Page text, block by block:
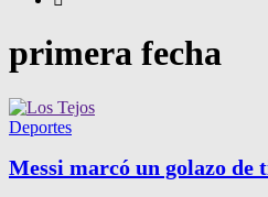
primera fecha
Deportes
Messi marcó un golazo